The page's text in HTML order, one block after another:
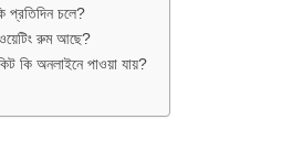
প্রতিদিন চলে?
রুম আছে?
কি অনলাইনে পাওয়া যায়?